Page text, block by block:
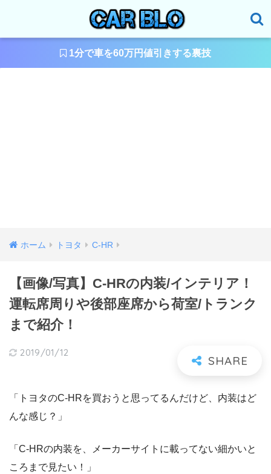
1分で車を60万円値引きする裏技
ホーム トヨタ C-HR
【画像/写真】C-HRの内装/インテリア！
運転席周りや後部座席から荷室/トランク
まで紹介！
2019/01/12
「トヨタのC-HRを買おうと思ってるんだけど、内装はど
んな感じ？」
「C-HRの内装を、メーカーサイトに載ってない細かいと
ころまで見たい！」